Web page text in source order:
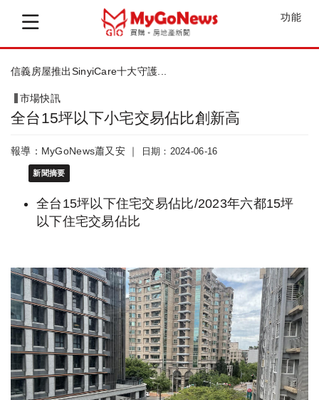
功能
信義房屋推出SinyiCare十大守護...
市場快訊
全台15坪以下小宅交易佔比創新高
報導：MyGoNews蕭又安 ｜ 日期：2024-06-16
新聞摘要
全台15坪以下住宅交易佔比/2023年六都15坪
以下住宅交易佔比